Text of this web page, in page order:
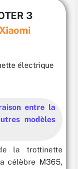
3
entre la
modèles
la trottinette
célèbre M365,